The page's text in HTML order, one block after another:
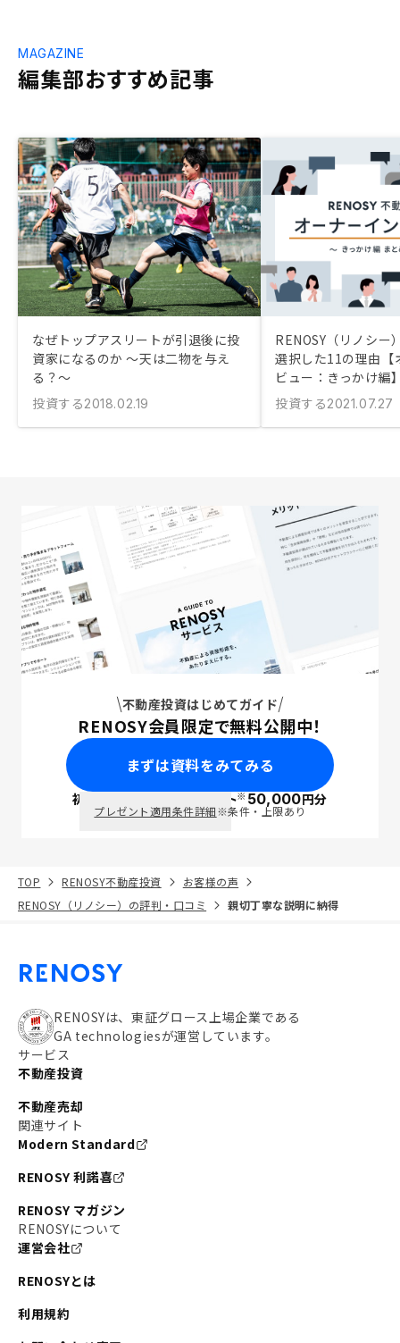
編集部おすすめ記事
MAGAZINE
なぜトップアスリートが引退後に投
資家になるのか ～天は二物を与え
る？～
投資する2018.02.19
RENOSY（リノシー
選択した11の理由【
ビュー：きっかけ編
投資する2021.07.27
不動産投資はじめてガイド
RENOSY会員限定で無料公開中！
まずは資料をみてみる
初回面談で ポイント※50,000円分
プレゼント適用条件詳細※条件・上限あり
TOP RENOSY不動産投資
お客様の声
RENOSY（リノシー）の評判・口コミ
親切丁寧な説明に納得
RENOSYは、東証グロース上場企業である
GA technologiesが運営しています。
サービス
不動産投資
不動産売却
関連サイト
Modern Standard
RENOSY 利諾喜
RENOSY マガジン
RENOSYについて
運営会社
RENOSYとは
利用規約